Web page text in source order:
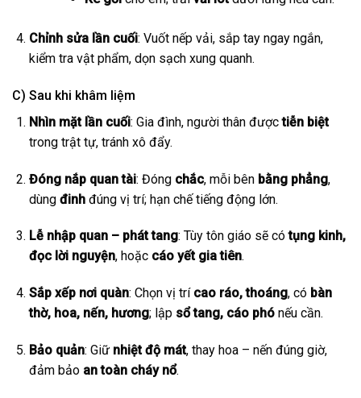
Chỉnh sửa lần cuối: Vuốt nếp vải, sắp tay ngay ngắn,
kiểm tra vật phẩm, dọn sạch xung quanh.
C) Sau khi khâm liệm
Nhìn mặt lần cuối: Gia đình, người thân đượctiễn biệt
trong trật tự, tránh xô đẩy.
Đóng nắp quan tài: Đóng chắc, mỗi bên bằng phẳng,
dùng đinhđúng vị trí; hạn chế tiếng động lớn.
Lễ nhập quan – phát tang: Tùy tôn giáo sẽ cótụng kinh,
đọc lời nguyện, hoặc cáo yết gia tiên.
Sắp xếp nơi quàn: Chọn vị trí cao ráo, thoáng, có bàn
thờ, hoa, nến, hương; lập sổ tang, cáo phónếu cần.
Bảo quản: Giữ nhiệt độ mát, thay hoa – nến đúng giờ,
đảm bảo an toàn cháy nổ.